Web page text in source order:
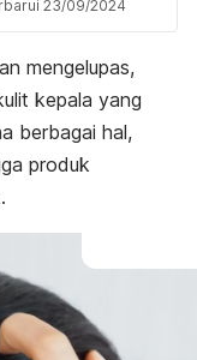
23/09/2024
mengelupas,
kepala yang
berbagai hal,
produk